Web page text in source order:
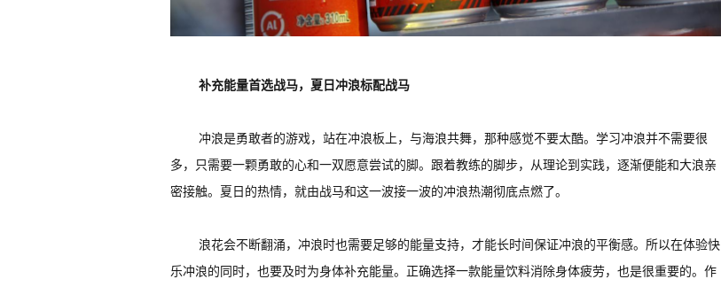
补充能量首选战马，夏日冲浪标配战马
冲浪是勇敢者的游戏，站在冲浪板上，与海浪共舞，那种感觉不要太酷。学习冲浪并不需要很
多，只需要一颗勇敢的心和一双愿意尝试的脚。跟着教练的脚步，从理论到实践，逐渐便能和大浪亲
密接触。夏日的热情，就由战马和这一波接一波的冲浪热潮彻底点燃了。
浪花会不断翻涌，冲浪时也需要足够的能量支持，才能长时间保证冲浪的平衡感。所以在体验快
乐冲浪的同时，也要及时为身体补充能量。正确选择一款能量饮料消除身体疲劳，也是很重要的。作